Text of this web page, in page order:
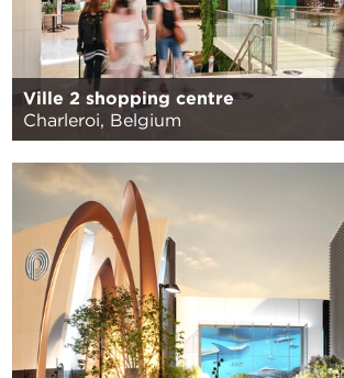
Ville 2 shopping centre
Charleroi, Belgium